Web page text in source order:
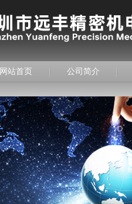
网站首页 公司简介